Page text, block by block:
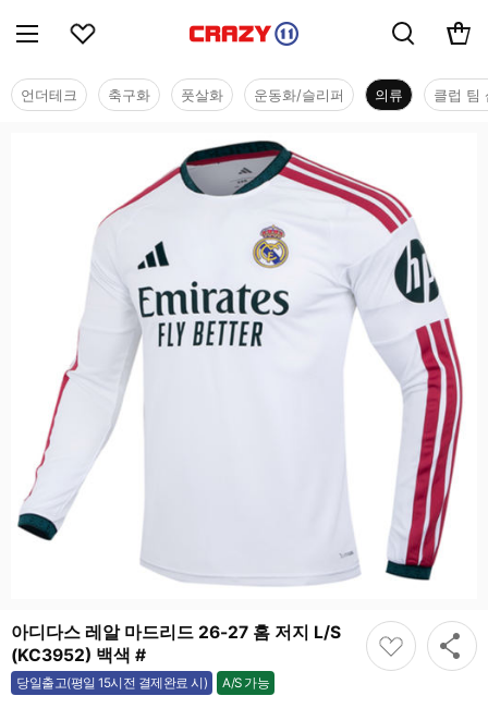
언더테크 축구화 풋살화 운동화/슬리퍼 의류 클럽 팀
아디다스 레알 마드리드 26-27 홈 저지 L/S
(KC3952) 백색 #
당일출고(평일 15시전 결제완료 시) A/S 가능
가능